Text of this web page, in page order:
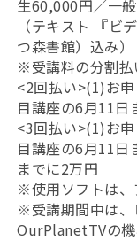
生60,000円／一
（テキスト 『ビ
つ森書館）込み）
※受講料の分割払
<2回払い>(1)お
目講座の6月11日
<3回払い>(1)お
目講座の6月11日
までに2万円
※使用ソフトは、
※受講期間中は、
OurPlanetTVの機